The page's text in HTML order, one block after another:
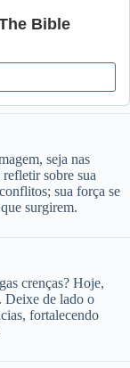
seja nas
sobre sua
sua força se
surgirem.
crenças? Hoje,
Deixe de lado o
fortalecendo